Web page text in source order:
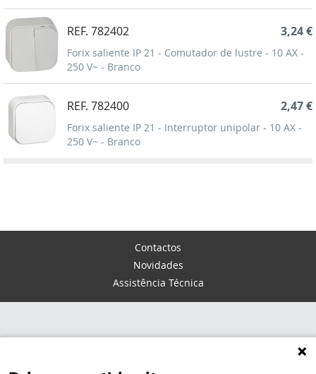
REF. 782402
Forix saliente IP 21 - Comutador de lustre - 10 AX -
250 V~ - Branco
3,24 €
REF. 782400
Forix saliente IP 21 - Interruptor unipolar - 10 AX -
250 V~ - Branco
2,47 €
Contactos
Novidades
Assistência Técnica